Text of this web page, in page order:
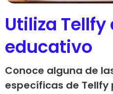
Utiliza
educativo
Conoce alguna de
específicas de Tellfy